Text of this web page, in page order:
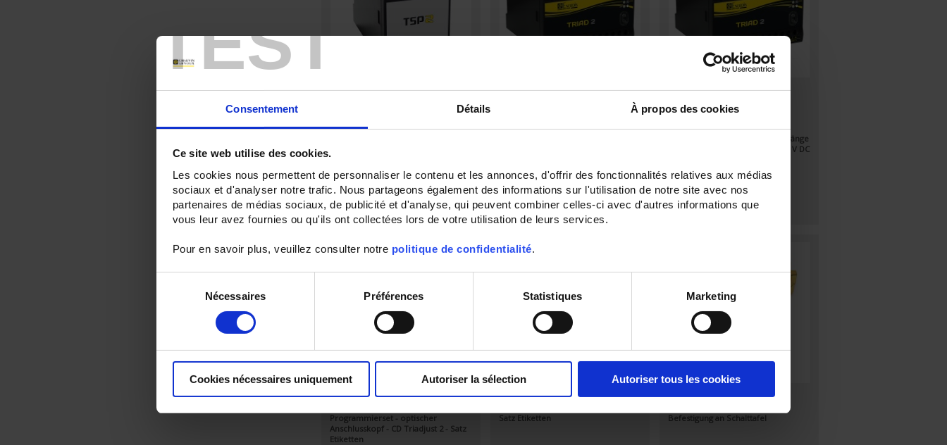
TEST
Consentement Détails À propos des cookies
Ce site web utilise des cookies.
Les cookies nous permettent de personnaliser le contenu et les annonces, d'offrir des fonctionnalités relatives aux médias
sociaux et d'analyser notre trafic. Nous partageons également des informations sur l'utilisation de notre site avec nos
partenaires de médias sociaux, de publicité et d'analyse, qui peuvent combiner celles-ci avec d'autres informations que
vous leur avez fournies ou qu'ils ont collectées lors de votre utilisation de leurs services.
Pour en savoir plus, veuillez consulter notre politique de confidentialité.
consentement
Nécessaires Préférences Statistiques Marketing
Cookies nécessaires uniquement Autoriser la sélection Autoriser tous les cookies
TSPU 400Vac
Eingang 400 V - 1 Analog-Ausgang
TRIAD2 2AO
- Hilfsstromversorgung 80 bis 265 V
TRIAD2 2AO
AUX.19/58VDC
Digitaler programmierbarer
Messumwandler - 2 Analog-Ausgänge
- Hilfsstromversorgung 19 bis 58 V DC
Acc. TRIAD2 Kit
Programmierset - optischer
Anschlusskopf - CD Triadjust 2 - Satz
Etiketten
STICKER TRIAD2
Satz Etiketten
Acc. TRIAD2 Fix.
Befestigung an Schalttafel